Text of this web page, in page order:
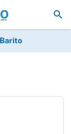
Utara Perkuat